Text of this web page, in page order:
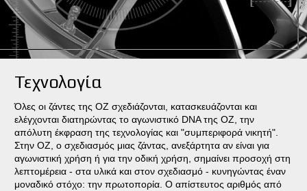
Τεχνολογία
Όλες οι ζάντες της ΟΖ σχεδιάζονται, κατασκευάζονται και
ελέγχονται διατηρώντας το αγωνιστικό DNA της ΟΖ, την
απόλυτη έκφραση της τεχνολογίας και "συμπεριφορά νικητή".
Στην ΟΖ, ο σχεδιασμός μιας ζάντας, ανεξάρτητα αν είναι για
αγωνιστική χρήση ή για την οδική χρήση, σημαίνει προσοχή στη
λεπτομέρεια - στα υλικά και στον σχεδιασμό - κυνηγώντας έναν
μοναδικό στόχο: την πρωτοπορία. Ο απίστευτος αριθμός από